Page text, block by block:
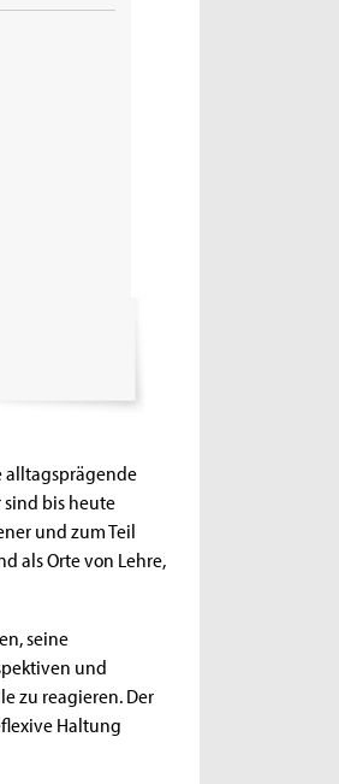
alltagsprägende
bis heute
und zum Teil
als Orte von Lehre,
seine
und
zu reagieren. Der
Haltung